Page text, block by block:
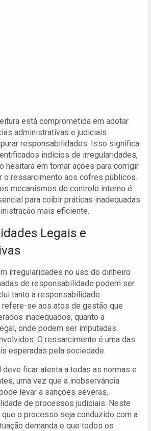
está comprometida em adotar
administrativas e judiciais
responsabilidades. Isso significa
indícios de irregularidades,
hesitará em tomar ações para corrigir
o ressarcimento aos cofres públicos.
mecanismos de controle interno é
para coibir práticas inadequadas
mais eficiente.
Legais e
irregularidades no uso do dinheiro
de responsabilidade podem ser
tanto a responsabilidade
refere-se aos atos de gestão que
inadequados, quanto a
onde podem ser imputadas
O ressarcimento é uma das
esperadas pela sociedade.
ficar atenta a todas as normas e
uma vez que a inobservância
levar a sanções severas,
de processos judiciais. Neste
o processo seja conduzido com a
demanda e que todos os